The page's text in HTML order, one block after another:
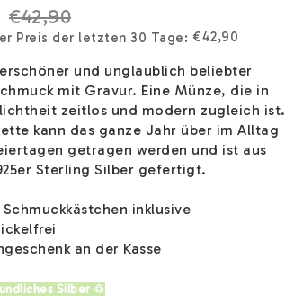
€42,90
Preis der letzten 30 Tage €42,90
und unglaublich beliebter
mit Gravur. Eine Münze, die in
zeitlos und modern zugleich ist.
kann das ganze Jahr über im Alltag
getragen werden und ist aus
Sterling Silber gefertigt.
inklusive
an der Kasse
Silber ♲